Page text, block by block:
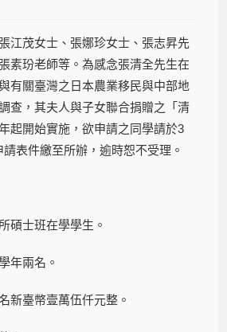
江茂女士、張娜珍女士、張志昇先
素玢老師等。為感念張清全先生在
有關臺灣之日本農業移民與中部地
查，其夫人與子女聯合捐贈之「清
起開始實施，欲申請之同學請於3
請表件繳至所辦，逾時恕不受理。
碩士班在學學生。
年兩名。
新臺幣壹萬伍仟元整。